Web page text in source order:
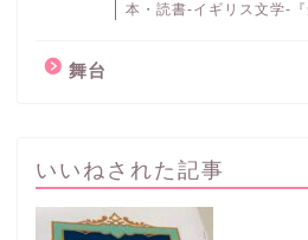
本・読書-イギリス文学-『
舞台
いいねされた記事